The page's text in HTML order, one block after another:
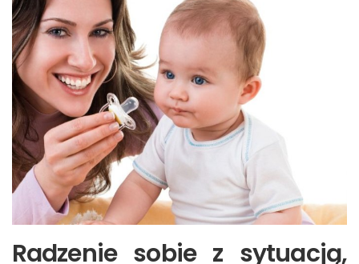
Radzenie sobie z sytuacją,